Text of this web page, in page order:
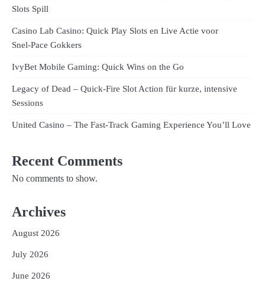
Slots Spill
Casino Lab Casino: Quick Play Slots en Live Actie voor
Snel‑Pace Gokkers
IvyBet Mobile Gaming: Quick Wins on the Go
Legacy of Dead – Quick‑Fire Slot Action für kurze, intensive
Sessions
United Casino – The Fast‑Track Gaming Experience You’ll Love
Recent Comments
No comments to show.
Archives
August 2026
July 2026
June 2026